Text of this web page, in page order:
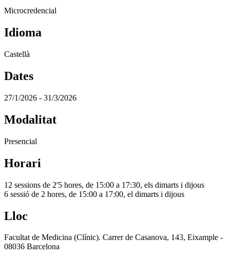
Microcredencial
Idioma
Castellà
Dates
27/1/2026 - 31/3/2026
Modalitat
Presencial
Horari
12 sessions de 2'5 hores, de 15:00 a 17:30, els dimarts i dijous
6 sessió de 2 hores, de 15:00 a 17:00, el dimarts i dijous
Lloc
Facultat de Medicina (Clínic). Carrer de Casanova, 143, Eixample -
08036 Barcelona